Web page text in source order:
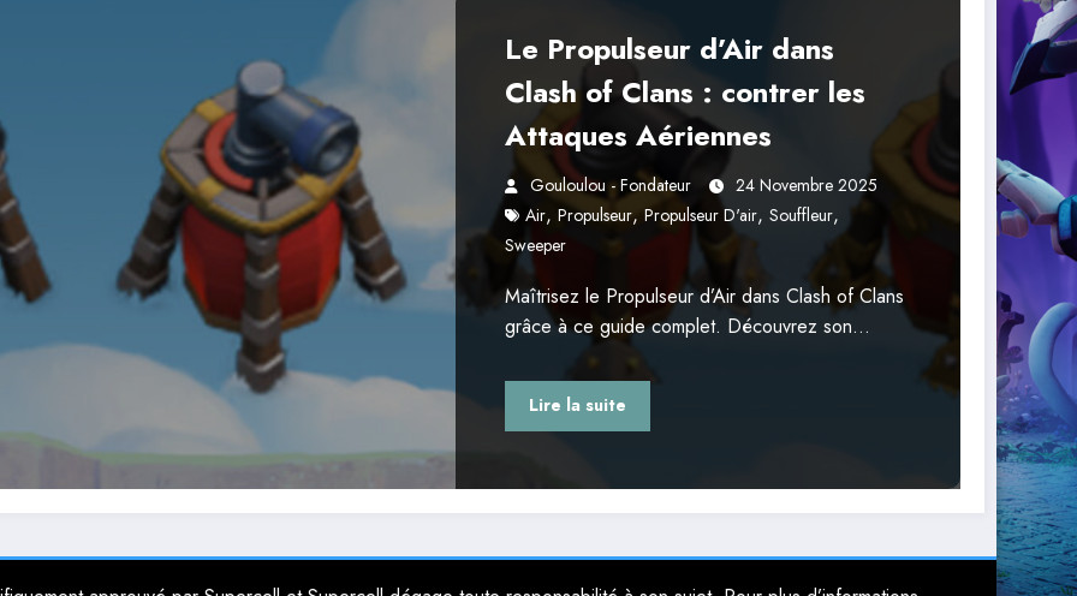
Le Propulseur d’Air dans
Clash of Clans : contrer les
Attaques Aériennes
Gouloulou - Fondateur
24 Novembre 2025
Air, Propulseur, Propulseur D'air, Souffleur,
Sweeper
Maîtrisez le Propulseur d’Air dans Clash of Clans
grâce à ce guide complet. Découvrez son…
Lire la suite